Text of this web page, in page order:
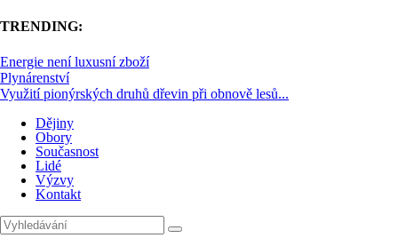
TRENDING:
Energie není luxusní zboží
Plynárenství
Využití pionýrských druhů dřevin při obnově lesů...
Dějiny
Obory
Současnost
Lidé
Výzvy
Kontakt